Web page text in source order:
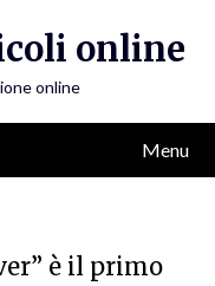
online
online
Menu
è il primo